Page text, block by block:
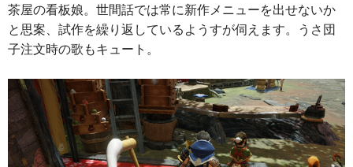
茶屋の看板娘。世間話では常に新作メニューを出せないか
と思案、試作を繰り返しているようすが伺えます。うさ団
子注文時の歌もキュート。